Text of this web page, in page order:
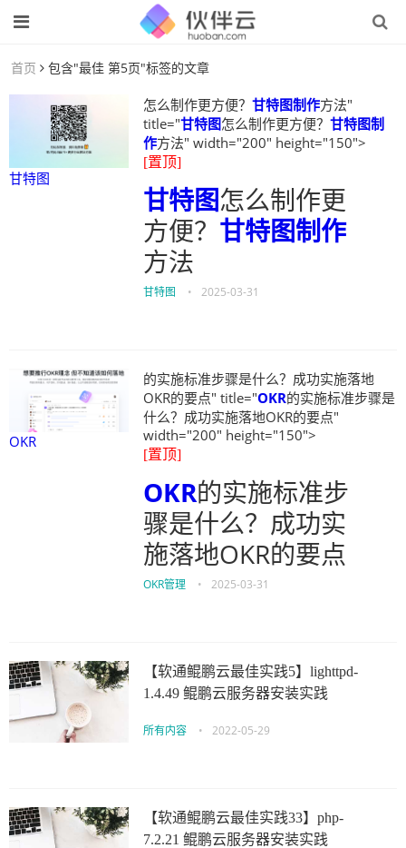
首页 包含"最佳 第5页"标签的文章
甘特图
怎么制作更方便？ 甘特图制作方法"
title="甘特图怎么制作更方便？ 甘特图制
作方法" width="200" height="150">
[置顶]
甘特图怎么制作更
方便？ 甘特图制作
方法
甘特图 • 2025-03-31
OKR
的实施标准步骤是什么？成功实施落地
OKR的要点" title="OKR的实施标准步骤是
什么？成功实施落地OKR的要点"
width="200" height="150">
[置顶]
OKR的实施标准步
骤是什么？成功实
施落地OKR的要点
OKR管理 • 2025-03-31
【软通鲲鹏云最佳实践5】lighttpd-
1.4.49 鲲鹏云服务器安装实践
所有内容 • 2022-05-29
【软通鲲鹏云最佳实践33】php-
7.2.21 鲲鹏云服务器安装实践